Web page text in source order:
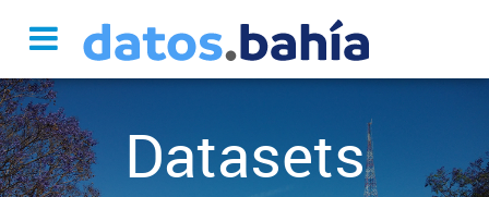
Datasets